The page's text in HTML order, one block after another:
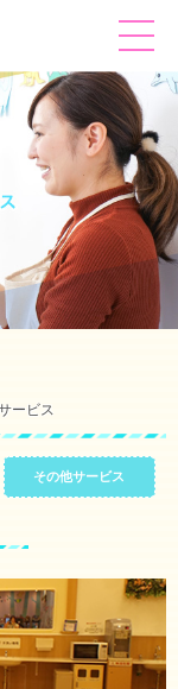
ービス
その他サービス